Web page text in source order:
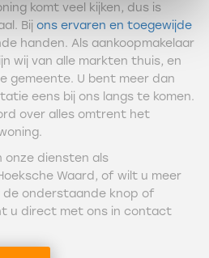
komt veel kijken, dus is
Bij ons ervaren en toegewijde
handen. Als aankoopmakelaar
wij van alle markten thuis, en
gemeente. U bent meer dan
eens bij ons langs te komen.
over alles omtrent het
onze diensten als
Waard, of wilt u meer
de onderstaande knop of
u direct met ons in contact